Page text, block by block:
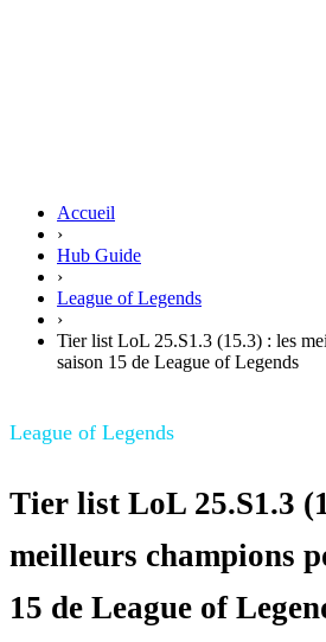
Accueil
›
Hub Guide
›
League of Legends
›
Tier list LoL 25.S1.3 (15.3) : les
saison 15 de League of Legends
League of Legends
Tier list LoL 25.S1.3
meilleurs champions
15 de League of